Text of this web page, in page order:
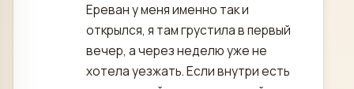
Ереван у меня именно так и
открылся, я там грустила в первый
вечер, а через неделю уже не
хотела уезжать. Если внутри есть